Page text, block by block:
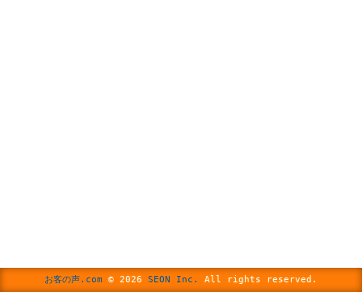
お客の声.com © 2026 SEON Inc. All rights reserved.